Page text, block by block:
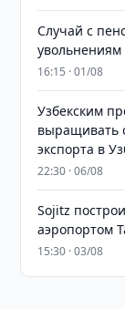
Случай с
увольнениям
16:15 · 01/08
Узбекским
выращивать
экспорта в
22:30 · 06/08
Sojitz
аэропортом
15:30 · 03/08